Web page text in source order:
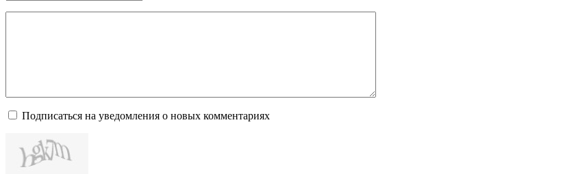
Подписаться на уведомления о новых комментариях